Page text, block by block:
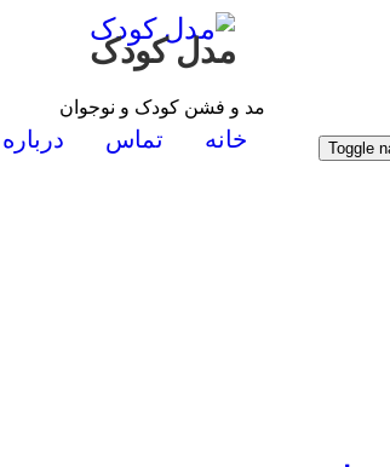
Toggle
مدل کودک
مد و فشن کودک و نوجوان
خانه تماس